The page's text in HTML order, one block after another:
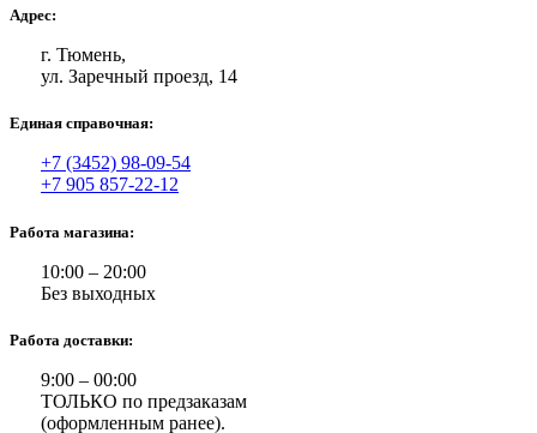
Адрес:
г. Тюмень,
ул. Заречный проезд, 14
Единая справочная:
+7 (3452) 98-09-54
+7 905 857-22-12
Работа магазина:
10:00 – 20:00
Без выходных
Работа доставки:
9:00 – 00:00
ТОЛЬКО по предзаказам
(оформленным ранее).